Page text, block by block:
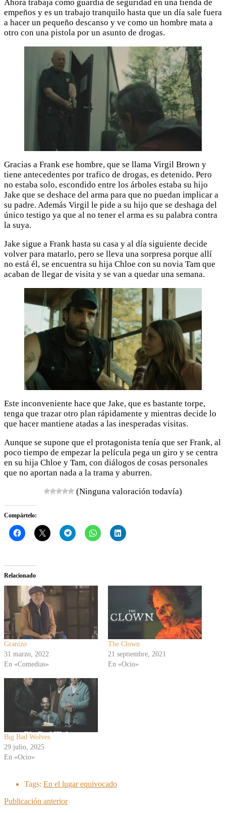
Ahora trabaja como guardia de seguridad en una tienda de
empeños y es un trabajo tranquilo hasta que un día sale fuera
a hacer un pequeño descanso y ve como un hombre mata a
otro con una pistola por un asunto de drogas.
Gracias a Frank ese hombre, que se llama Virgil Brown y
tiene antecedentes por trafico de drogas, es detenido. Pero
no estaba solo, escondido entre los árboles estaba su hijo
Jake que se deshace del arma para que no puedan implicar a
su padre. Además Virgil le pide a su hijo que se deshaga del
único testigo ya que al no tener el arma es su palabra contra
la suya.
Jake sigue a Frank hasta su casa y al día siguiente decide
volver para matarlo, pero se lleva una sorpresa porque allí
no está él, se encuentra su hija Chloe con su novia Tam que
acaban de llegar de visita y se van a quedar una semana.
Este inconveniente hace que Jake, que es bastante torpe,
tenga que trazar otro plan rápidamente y mientras decide lo
que hacer mantiene atadas a las inesperadas visitas.
Aunque se supone que el protagonista tenía que ser Frank, al
poco tiempo de empezar la película pega un giro y se centra
en su hija Chloe y Tam, con diálogos de cosas personales
que no aportan nada a la trama y aburren.
(Ninguna valoración todavía)
Compártelo:
Relacionado
Granizo
31 marzo, 2022
En «Comedias»
The Clown
21 septiembre, 2021
En «Ocio»
Big Bad Wolves
29 julio, 2025
En «Ocio»
Tags: En el lugar equivocado
Publicación anterior